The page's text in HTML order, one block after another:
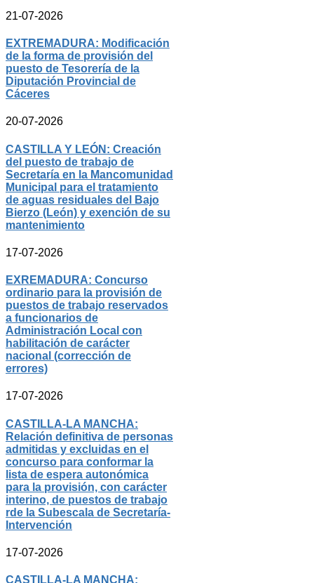
21-07-2026
EXTREMADURA: Modificación
de la forma de provisión del
puesto de Tesorería de la
Diputación Provincial de
Cáceres
20-07-2026
CASTILLA Y LEÓN: Creación
del puesto de trabajo de
Secretaría en la Mancomunidad
Municipal para el tratamiento
de aguas residuales del Bajo
Bierzo (León) y exención de su
mantenimiento
17-07-2026
EXREMADURA: Concurso
ordinario para la provisión de
puestos de trabajo reservados
a funcionarios de
Administración Local con
habilitación de carácter
nacional (corrección de
errores)
17-07-2026
CASTILLA-LA MANCHA:
Relación definitiva de personas
admitidas y excluidas en el
concurso para conformar la
lista de espera autonómica
para la provisión, con carácter
interino, de puestos de trabajo
rde la Subescala de Secretaría-
Intervención
17-07-2026
CASTILLA-LA MANCHA: